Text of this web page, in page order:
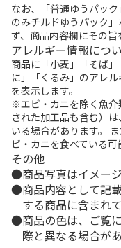
なお、「普通ゆうパッ
のみチルドゆうパック
ず、商品内容欄にその旨
アレルギー情報につ
商品に「小麦」「そば
に」「くるみ」のアレ
を表示します。
※エビ・カニを除く魚
された加工品も含む）
いる場合があります。
ビ・カニを食べている可
その他
商品写真はイメージ
商品内容として記
する商品に含まれ
商品の色は、ご覧
際と異なる場合があ